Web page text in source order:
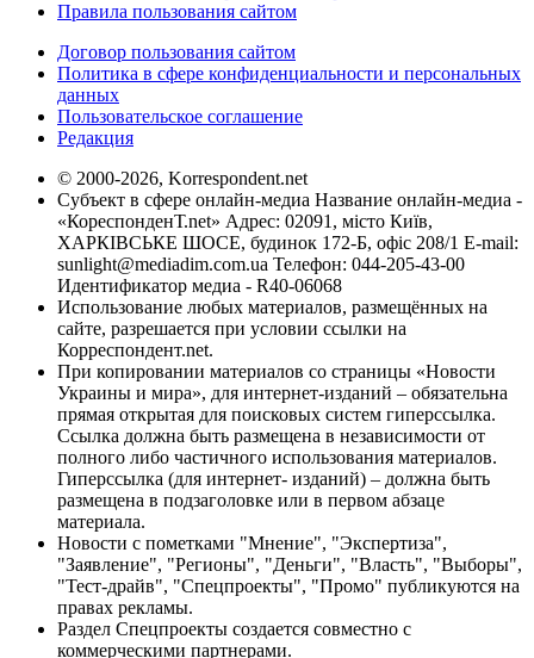
Правила пользования сайтом
Договор пользования сайтом
Политика в сфере конфиденциальности и персональных
данных
Пользовательское соглашение
Редакция
© 2000-2026, Korrespondent.net
Субъект в сфере онлайн-медиа Название онлайн-медиа -
«КореспонденТ.net» Адрес: 02091, місто Київ,
ХАРКІВСЬКЕ ШОСЕ, будинок 172-Б, офіс 208/1 E-mail:
sunlight@mediadim.com.ua Телефон: 044-205-43-00
Идентификатор медиа - R40-06068
Использование любых материалов, размещённых на
сайте, разрешается при условии ссылки на
Корреспондент.net.
При копировании материалов со страницы «Новости
Украины и мира», для интернет-изданий – обязательна
прямая открытая для поисковых систем гиперссылка.
Ссылка должна быть размещена в независимости от
полного либо частичного использования материалов.
Гиперссылка (для интернет- изданий) – должна быть
размещена в подзаголовке или в первом абзаце
материала.
Новости с пометками "Мнение", "Экспертиза",
"Заявление", "Регионы", "Деньги", "Власть", "Выборы",
"Тест-драйв", "Спецпроекты", "Промо" публикуются на
правах рекламы.
Раздел Спецпроекты создается совместно с
коммерческими партнерами.